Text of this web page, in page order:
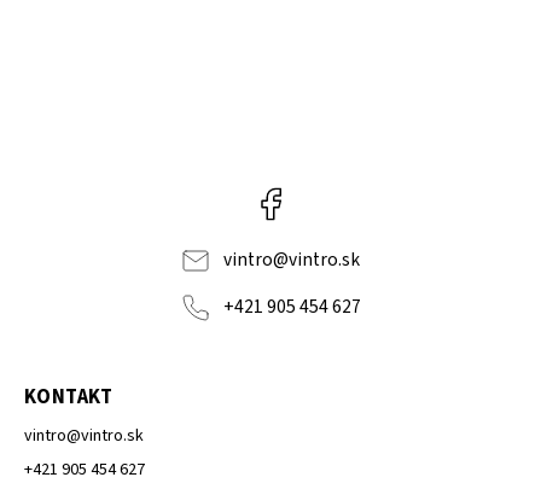
vintro@vintro.sk
+421 905 454 627
KONTAKT
vintro@vintro.sk
+421 905 454 627